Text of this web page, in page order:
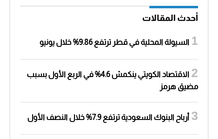
أحدث المقالات
السيولة المحلية في قطر ترتفع 9.86% خلال يونيو
الاقتصاد الكويتي ينكمش 4.6% في الربع الأول بسبب
مضيق هرمز
أرباح البنوك السعودية ترتفع 7.9% خلال النصف الأول